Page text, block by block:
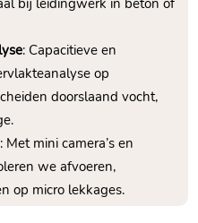
bij leidingwerk in beton of
: Capacitieve en
op
doorslaand vocht,
: Met mini camera’s en
we afvoeren,
op micro lekkages.​